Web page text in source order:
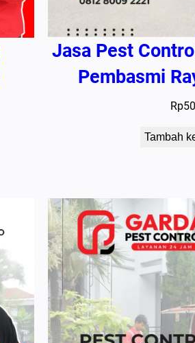
Jasa Pest
Pembasmi
Rp
Tambah